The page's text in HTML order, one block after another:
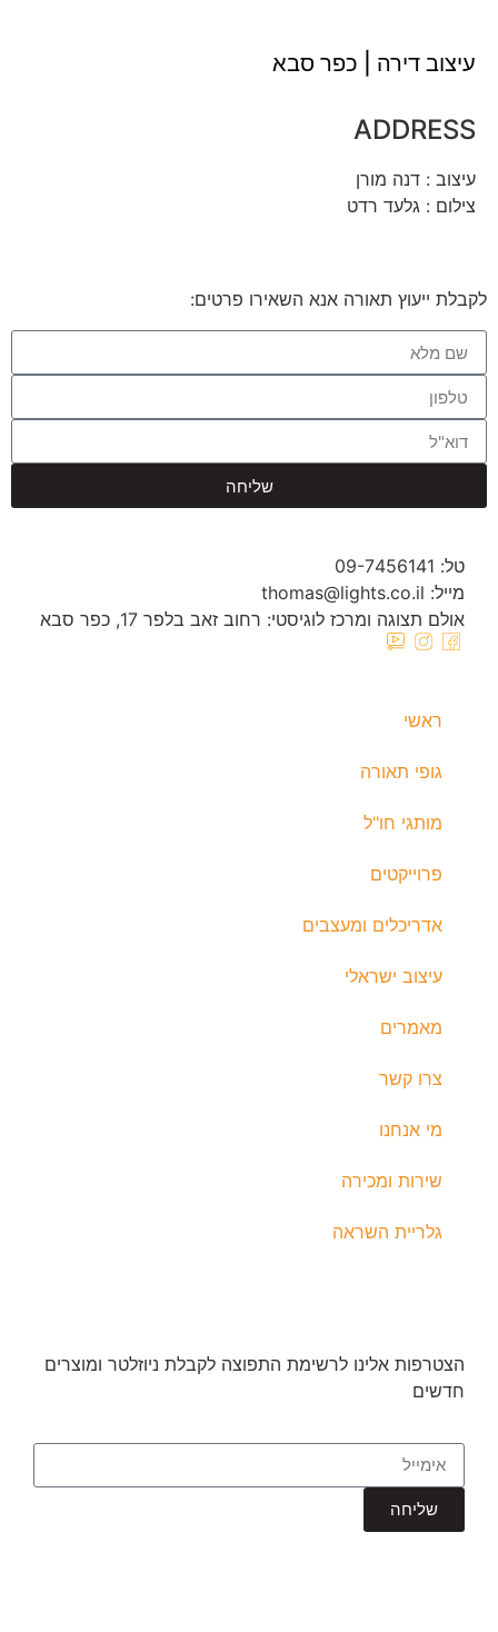
עיצוב דירה | כפר סבא
ADDRESS
עיצוב : דנה מורן
צילום : גלעד רדט
לקבלת ייעוץ תאורה אנא השאירו פרטים:
שליחה
טל: 09-7456141
מייל: thomas@lights.co.il‬
אולם תצוגה ומרכז לוגיסטי: רחוב זאב בלפר 17, כפר סבא
ראשי
גופי תאורה
מותגי חו"ל
פרוייקטים
אדריכלים ומעצבים
עיצוב ישראלי
מאמרים
צרו קשר
מי אנחנו
שירות ומכירה
גלריית השראה
הצטרפות אלינו לרשימת התפוצה לקבלת ניוזלטר ומוצרים
חדשים
שליחה